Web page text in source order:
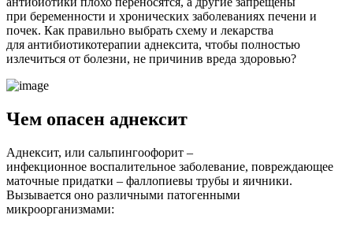
при беременности и хронических заболеваниях печени и
почек. Как правильно выбрать схему и лекарства
для антибиотикотерапии аднексита, чтобы полностью
излечиться от болезни, не причинив вреда здоровью?
Чем опасен аднексит
Аднексит, или сальпингоофорит –
инфекционное воспалительное заболевание, повреждающее
маточные придатки – фаллопиевы трубы и яичники.
Вызывается оно различными патогенными
микроорганизмами: